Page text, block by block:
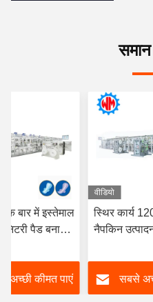
समान
एक बार में इस्तेमाल
पैड बनाने
अच्छी कीमत पाएं
वीडियो
स्थिर कार्य
नैपकिन
प्रमाणन
सबसे